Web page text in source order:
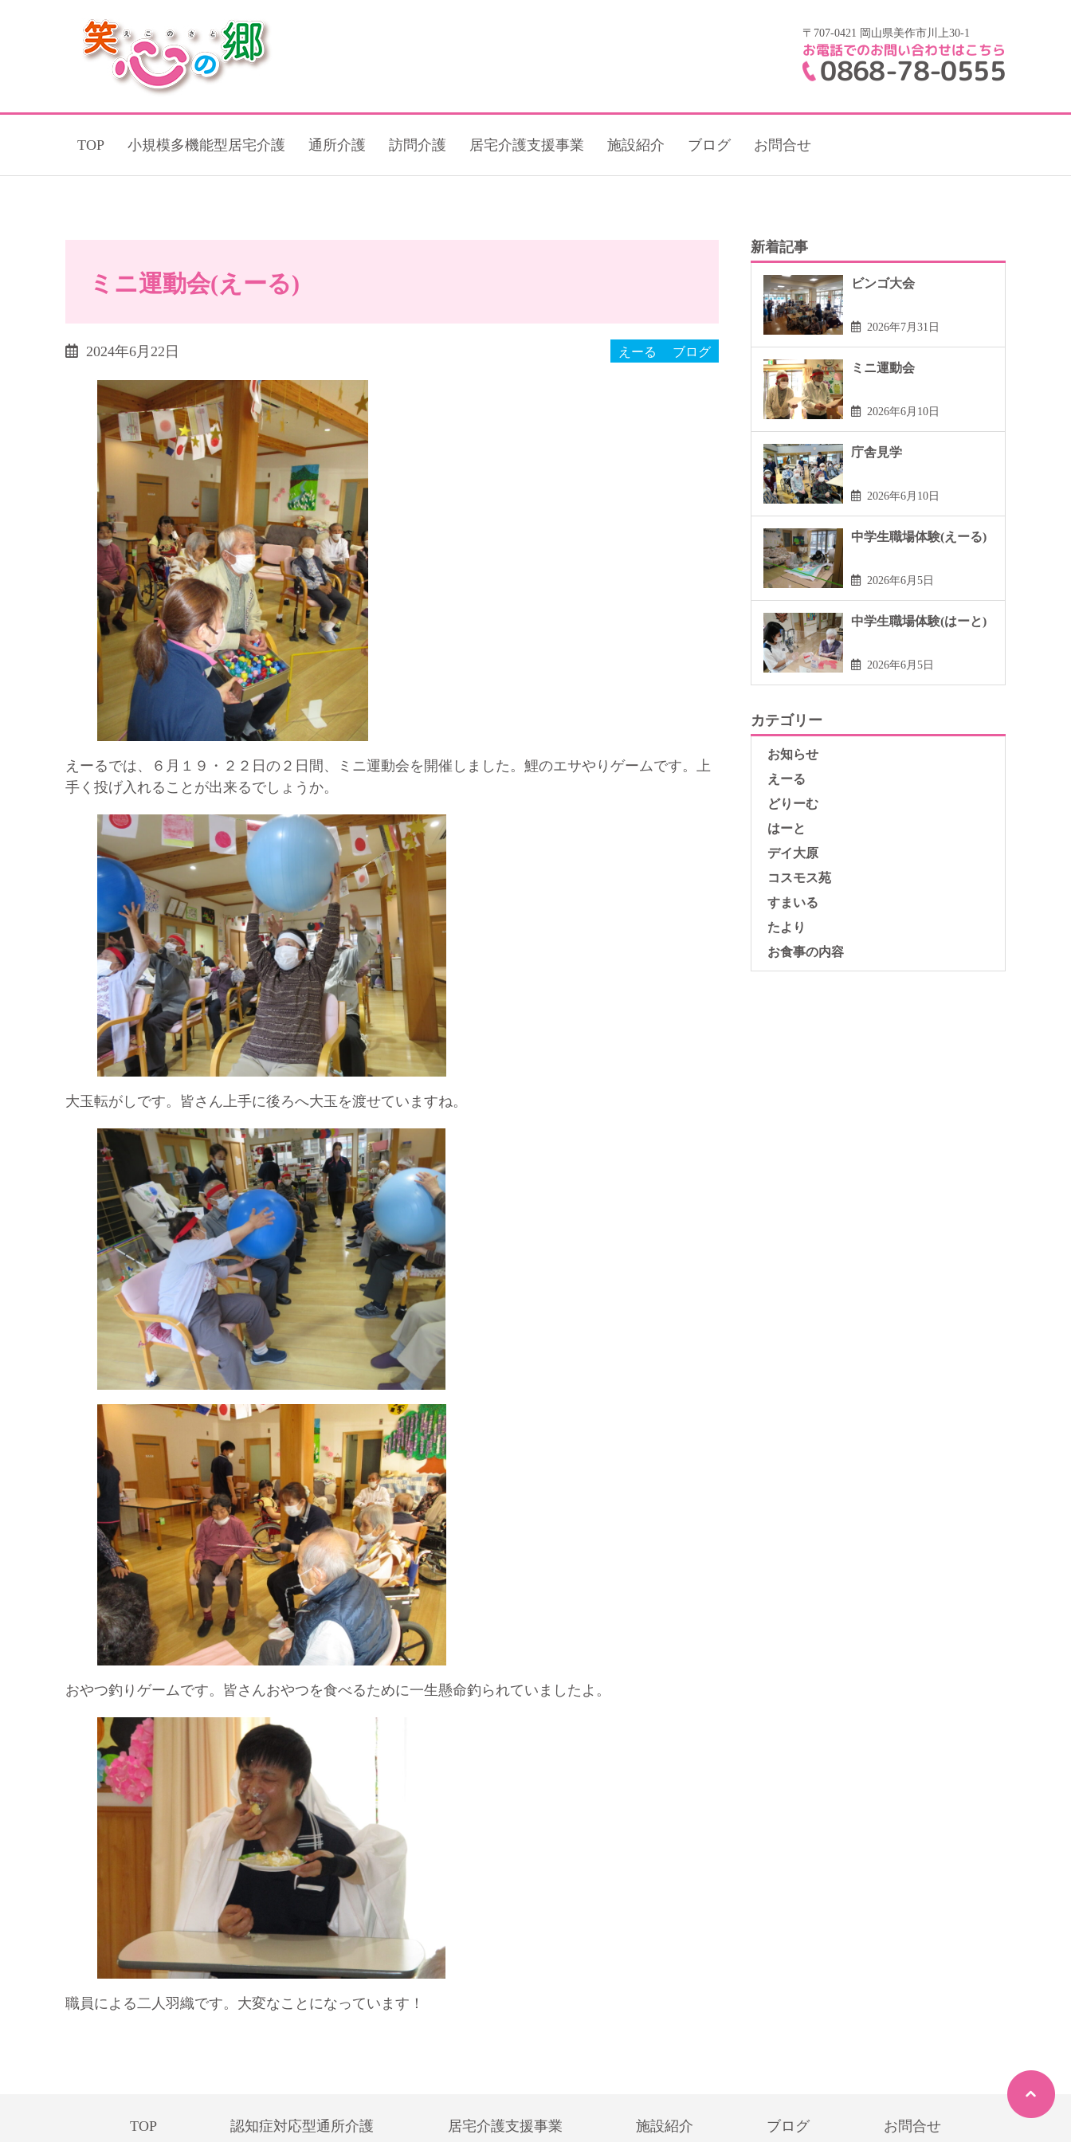
〒707-0421 岡山県美作市川上30-1
お電話でのお問い合わせはこちら
0868-78-0555
TOP 小規模多機能型居宅介護 通所介護 訪問介護 居宅介護支援事業 施設紹介 ブログ お問合せ
ミニ運動会(えーる)
2024年6月22日 えーる ブログ
えーるでは、６月１９・２２日の２日間、ミニ運動会を開催しました。鯉のエサやりゲームです。上
手く投げ入れることが出来るでしょうか。
大玉転がしです。皆さん上手に後ろへ大玉を渡せていますね。
おやつ釣りゲームです。皆さんおやつを食べるために一生懸命釣られていましたよ。
職員による二人羽織です。大変なことになっています！
新着記事
ビンゴ大会
2026年7月31日
ミニ運動会
2026年6月10日
庁舎見学
2026年6月10日
中学生職場体験(えーる)
2026年6月5日
中学生職場体験(はーと)
2026年6月5日
カテゴリー
お知らせ
えーる
どりーむ
はーと
デイ大原
コスモス苑
すまいる
たより
お食事の内容
TOP 認知症対応型通所介護 居宅介護支援事業 施設紹介 ブログ お問合せ